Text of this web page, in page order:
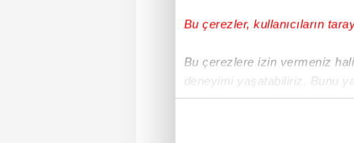
Bu çerezler, kullanıcıların
Bu çerezlere izin vermeniz
deneyimi yaşatabiliriz. Bunu
içerikleri sunabilmek adına